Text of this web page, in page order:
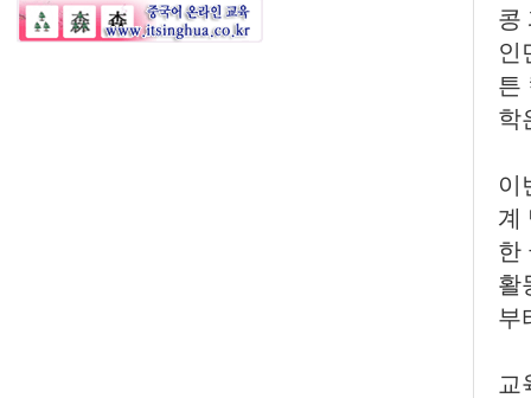
콩
인
튼
학
이
계
한
활
부
교